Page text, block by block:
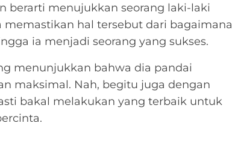
berarti menujukkan seorang laki-laki
memastikan hal tersebut dari bagaimana
ia menjadi seorang yang sukses.
menunjukkan bahwa dia pandai
maksimal. Nah, begitu juga dengan
bakal melakukan yang terbaik untuk